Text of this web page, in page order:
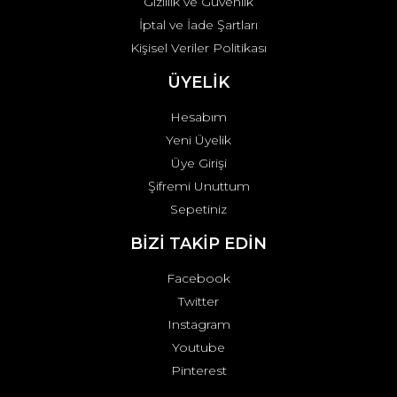
İptal ve İade Şartları
Kişisel Veriler Politikası
ÜYELİK
Hesabım
Yeni Üyelik
Üye Girişi
Şifremi Unuttum
Sepetiniz
BİZİ TAKİP EDİN
Facebook
Twitter
Instagram
Youtube
Pinterest